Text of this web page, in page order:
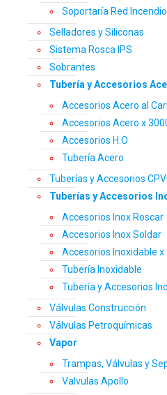
Soportaría Red Incendio
Selladores y Siliconas
Sistema Rosca IPS
Sobrantes
Tubería y Accesorios
Accesorios Acero al
Accesorios Acero x
Accesorios H.O
Tubería Acero
Tuberías y Accesorios
Tuberías y Accesorios
Accesorios Inox Roscar
Accesorios Inox Soldar
Accesorios Inoxidable x
Tubería Inoxidable
Tubería y Accesorios
Válvulas Construcción
Válvulas Petroquímicas
Vapor
Trampas, Válvulas y
Valvulas Apollo